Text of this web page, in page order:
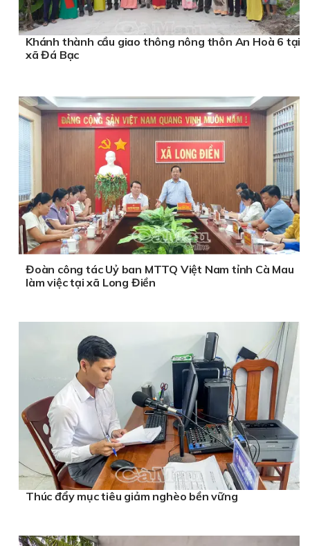
Khánh thành cầu giao thông nông thôn An Hoà 6 tại
xã Đá Bạc
Đoàn công tác Uỷ ban MTTQ Việt Nam tỉnh Cà Mau
làm việc tại xã Long Điền
Thúc đẩy mục tiêu giảm nghèo bền vững